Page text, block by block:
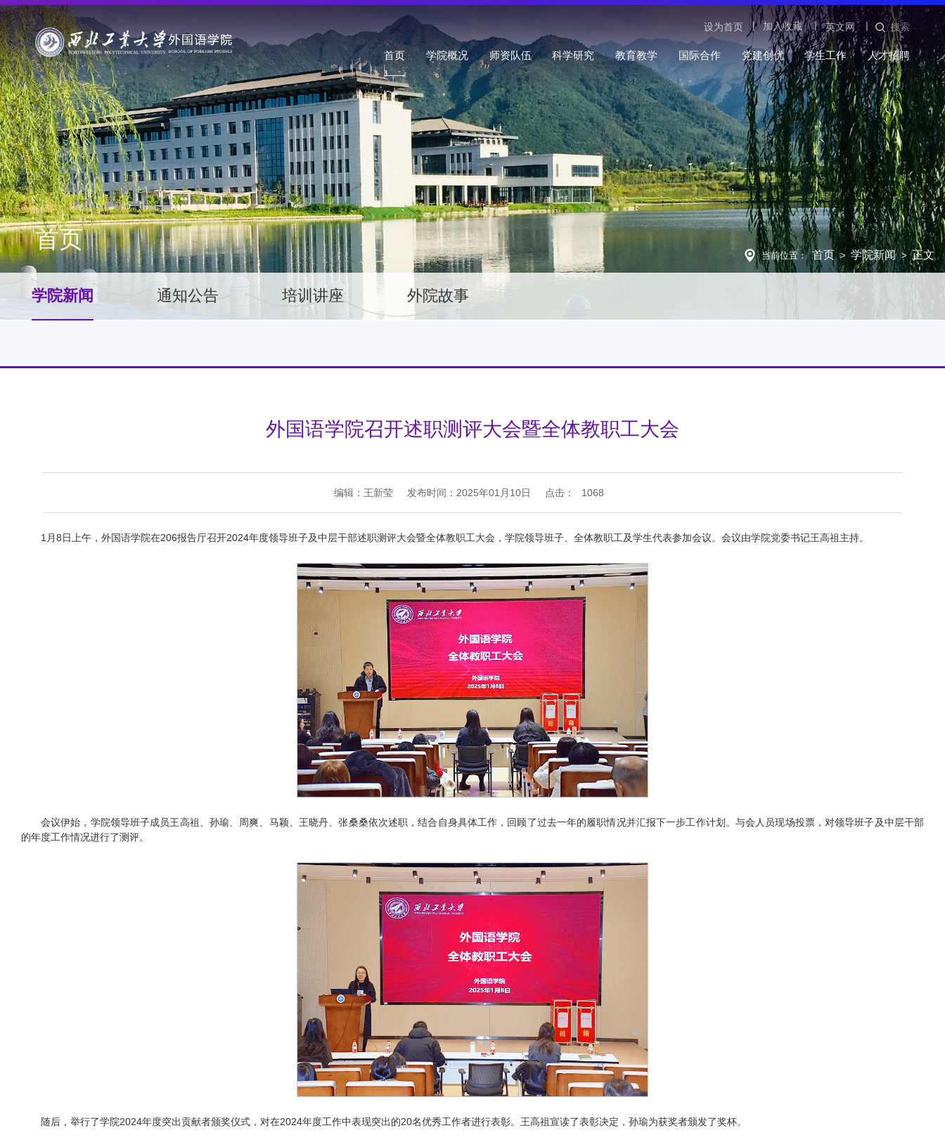
设为首页 |
加入收藏
| 英文网 | 搜索
首页 学院概况 师资队伍 科学研究 教育教学 国际合作 党建创优 学生工作 人才招聘
首页
当前位置： 首页 > 学院新闻 > 正文
学院新闻 通知公告 培训讲座 外院故事
外国语学院召开述职测评大会暨全体教职工大会
编辑：王新莹 发布时间：2025年01月10日 点击： 1068
1月8日上午，外国语学院在206报告厅召开2024年度领导班子及中层干部述职测评大会暨全体教职工大会，学院领导班子、全体教职工及学生代表参加会议。会议由学院党委书记王高祖主持。
会议伊始，学院领导班子成员王高祖、孙瑜、周爽、马颖、王晓丹、张桑桑依次述职，结合自身具体工作，回顾了过去一年的履职情况并汇报下一步工作计划。与会人员现场投票，对领导班子及中层干部
的年度工作情况进行了测评。
随后，举行了学院2024年度突出贡献者颁奖仪式，对在2024年度工作中表现突出的20名优秀工作者进行表彰。王高祖宣读了表彰决定，孙瑜为获奖者颁发了奖杯。